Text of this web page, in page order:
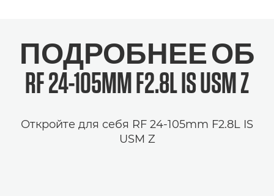
ПОДРОБНЕЕ ОБ
RF 24-105MM F2.8L IS USM Z
Откройте для себя RF 24-105mm F2.8L IS
USM Z